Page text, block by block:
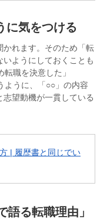
に気をつける
れます。そのため「転
ようにしておくことも
職を決意した」
ように、「○○」の内容
望動機が一貫している
| 履歴書と同じでい
語る転職理由」